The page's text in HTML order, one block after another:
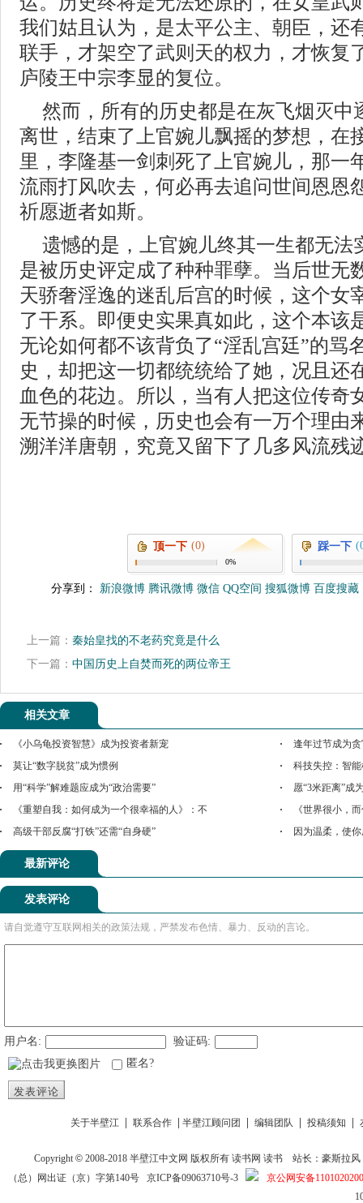
我们姑且认为，是太平公主、朝臣，还
联手，才架空了武则天的权力，才恢复
庐陵王中宗李显的复位。
然而，所有的历史都是在灰飞烟灭中
离世，结束了上官婉儿飘摇的梦想，在
里，李隆基一剑刺死了上官婉儿，那一
流雨打风吹去，何必再去追问世间恩恩
祈愿逝者如斯。
遗憾的是，上官婉儿终其一生都无法
是被历史评定成了种种罪孽。当后世无
天骄奢淫逸的迷乱后宫的时候，这个女
了干系。即便史实果真如此，这个本该
无论如何都不该背负了“淫乱宫廷”的骂
史，却把这一切都统统给了她，况且还
血色的花边。所以，当有人把这位传奇
无节操的时候，历史也会有一万个理由
溯洋洋唐朝，究竟又留下了几多风流残
顶一下 (0)
0%
踩一下
分享到： 新浪微博 腾讯微博 微信 QQ空间 搜狐微博 百度搜藏
上一篇： 秦始皇找的不老药究竟是什么
下一篇： 中国历史上自焚而死的两位帝王
相关文章
《小乌龟投资智慧》成为投资者新宠
逢年过节成为贪
莫让“数字脱贫”成为惯例
科技失控：智
用“科学”解难题应成为“政治需要”
愿“3米距离”成
《重塑自我：如何成为一个很幸福的人》：不
《世界很小，
高级干部反腐“打铁”还需“自身硬”
因为温柔，使
最新评论
发表评论
请自觉遵守互联网相关的政策法规，严禁发布色情、暴力、反动的言论。
用户名:
验证码:
匿名?
发表评论
关于半壁江 联系合作 半壁江顾问团 编辑团队 投稿须知
Copyright © 2008-2018半壁江中文网 版权所有读书网 读书
站长：豪斯拉风
（总）网出证（京）字第140号 京ICP备09063710号-3
京公网安备